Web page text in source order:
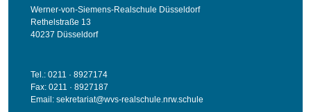
Werner-von-Siemens-Realschule Düsseldorf
Rethelstraße 13
40237 Düsseldorf
Tel.: 0211 · 8927174
Fax: 0211 · 8927187
Email: sekretariat@wvs-realschule.nrw.schule